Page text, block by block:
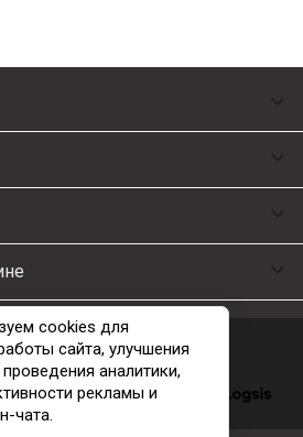
cookies для
сайта, улучшения
аналитики,
рекламы и
чата.